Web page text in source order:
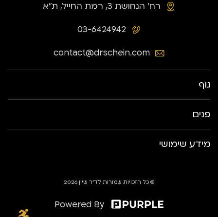
03-6424942
רח׳ הנחושת 3, רמת החייל, ת״א
contact@drschein.com
גוף
פנים
מידע שימושי
© כל הזכויות שמורות לד״ר שיין 2026
Powered By